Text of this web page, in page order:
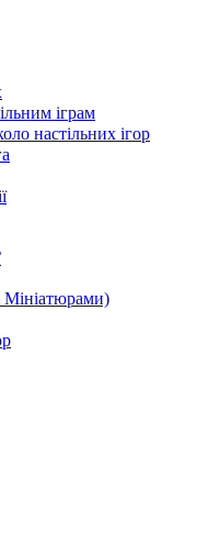
іграм
настільних ігор
Мініатюрами)